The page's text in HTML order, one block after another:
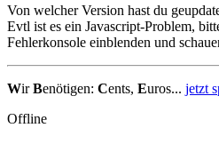
Von welcher Version hast du
Evtl ist es ein Javascript-Problem,
Fehlerkonsole einblenden und
WirBenötigen: Cents, Euros... jetzt
Offline